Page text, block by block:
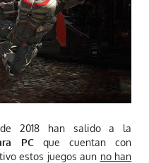
2018 han salido a la
PCque cuentan con
estos juegos aun no han